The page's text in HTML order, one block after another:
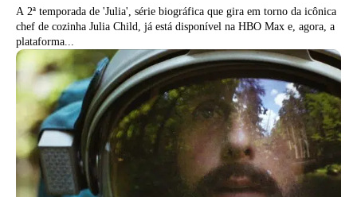
A 2ª temporada de 'Julia', série biográfica que gira em torno da icônica
chef de cozinha Julia Child, já está disponível na HBO Max e, agora, a
plataforma...